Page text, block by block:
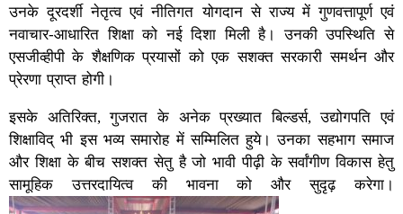
उनके दूरदर्शी नेतृत्व एवं नीतिगत योगदान से राज्य में गुणवत्तापूर्ण एवं
नवाचार-आधारित शिक्षा को नई दिशा मिली है। उनकी उपस्थिति से
एसजीव्हीपी के शैक्षणिक प्रयासों को एक सशक्त सरकारी समर्थन और
प्रेरणा प्राप्त होगी।
इसके अतिरिक्त, गुजरात के अनेक प्रख्यात बिल्डर्स, उद्योगपति एवं
शिक्षाविद् भी इस भव्य समारोह में सम्मिलित हुये। उनका सहभाग समाज
और शिक्षा के बीच सशक्त सेतु है जो भावी पीढ़ी के सर्वांगीण विकास हेतु
सामूहिक उत्तरदायित्व की भावना को और सुदृढ़ करेगा।